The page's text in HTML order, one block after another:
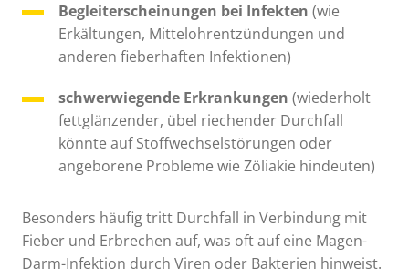
Begleiterscheinungen bei Infekten (wie
Erkältungen, Mittelohrentzündungen und
anderen fieberhaften Infektionen)
schwerwiegende Erkrankungen (wiederholt
fettglänzender, übel riechender Durchfall
könnte auf Stoffwechselstörungen oder
angeborene Probleme wie Zöliakie hindeuten)
Besonders häufig tritt Durchfall in Verbindung mit
Fieber und Erbrechen auf, was oft auf eine Magen-
Darm-Infektion durch Viren oder Bakterien hinweist.